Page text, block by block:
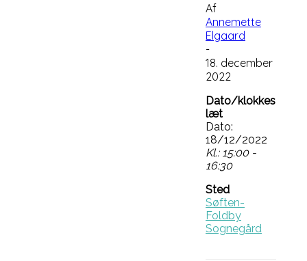
Af
Annemette
Elgaard
-
18. december
2022
Dato/klokkes
læt
Dato:
18/12/2022
Kl.: 15:00 -
16:30
Sted
Søften-
Foldby
Sognegård